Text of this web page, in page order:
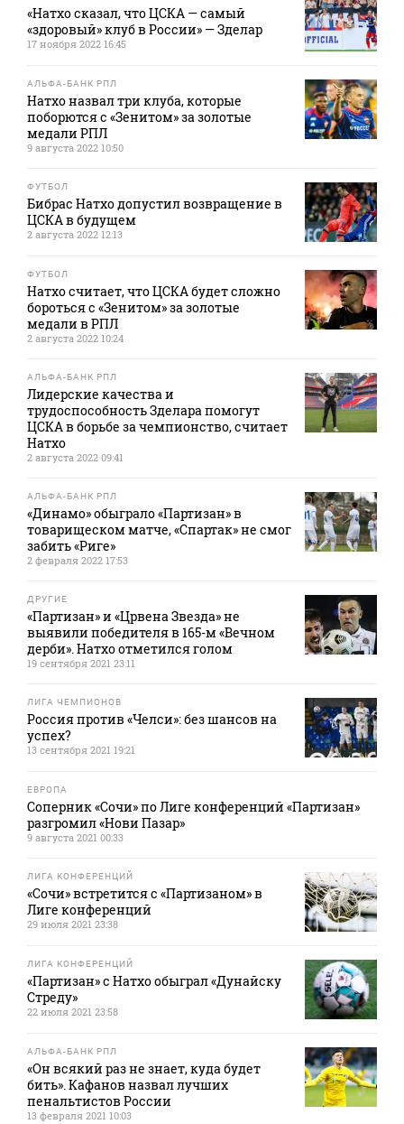
«Натхо сказал, что ЦСКА — самый
«здоровый» клуб в России» — Зделар
17 ноября 2022 16:45
АЛЬФА-БАНК РПЛ
Натхо назвал три клуба, которые
поборются с «Зенитом» за золотые
медали РПЛ
9 августа 2022 10:50
ФУТБОЛ
Бибрас Натхо допустил возвращение в
ЦСКА в будущем
2 августа 2022 12:13
ФУТБОЛ
Натхо считает, что ЦСКА будет сложно
бороться с «Зенитом» за золотые
медали в РПЛ
2 августа 2022 10:24
АЛЬФА-БАНК РПЛ
Лидерские качества и
трудоспособность Зделара помогут
ЦСКА в борьбе за чемпионство, считает
Натхо
2 августа 2022 09:41
АЛЬФА-БАНК РПЛ
«Динамо» обыграло «Партизан» в
товарищеском матче, «Спартак» не смог
забить «Риге»
2 февраля 2022 17:53
ДРУГИЕ
«Партизан» и «Црвена Звезда» не
выявили победителя в 165-м «Вечном
дерби». Натхо отметился голом
19 сентября 2021 23:11
ЛИГА ЧЕМПИОНОВ
Россия против «Челси»: без шансов на
успех?
13 сентября 2021 19:21
ЕВРОПА
Соперник «Сочи» по Лиге конференций «Партизан»
разгромил «Нови Пазар»
9 августа 2021 00:33
ЛИГА КОНФЕРЕНЦИЙ
«Сочи» встретится с «Партизаном» в
Лиге конференций
29 июля 2021 23:38
ЛИГА КОНФЕРЕНЦИЙ
«Партизан» с Натхо обыграл «Дунайску
Стреду»
22 июля 2021 23:58
АЛЬФА-БАНК РПЛ
«Он всякий раз не знает, куда будет
бить». Кафанов назвал лучших
пенальтистов России
13 февраля 2021 10:03